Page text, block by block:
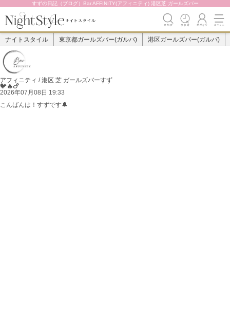
すずの日記（ブログ）Bar AFFINITY(アフィニティ) 港区芝 ガールズバー
ナイトスタイル 東京都ガールズバー(ガルバ) 港区ガールズバー(ガルバ)
アフィニティ / 港区 芝 ガールズバーすず
🐦🔥🍗
2026年07月08日 19:33
こんばんは！すずです🔔